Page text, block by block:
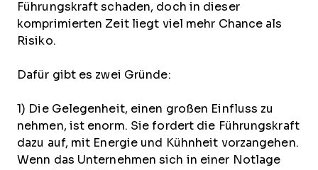
Führungskraft schaden, doch in dieser
komprimierten Zeit liegt viel mehr Chance als
Risiko.
Dafür gibt es zwei Gründe:
1) Die Gelegenheit, einen großen Einfluss zu
nehmen, ist enorm. Sie fordert die Führungskraft
dazu auf, mit Energie und Kühnheit vorzangehen.
Wenn das Unternehmen sich in einer Notlage